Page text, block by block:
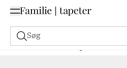
Søg
Malerfarve Bestilling Udfra NCS